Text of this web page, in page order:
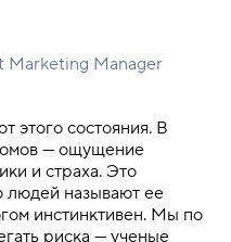
Marketing Manager
этого состояния. В
— ощущение
и страха. Это
людей называют ее
инстинктивен. Мы по
риска — ученые